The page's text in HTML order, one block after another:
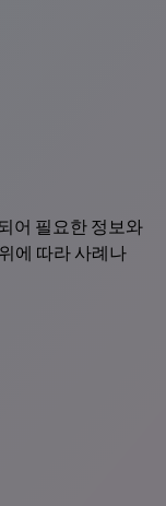
어 필요한 정보와
에 따라 사례나